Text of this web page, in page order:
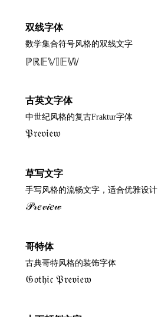
双线字体
数学集合符号风格的双线文字
ℙℝ𝔼𝕍𝕀𝔼𝕎
古英文字体
中世纪风格的复古Fraktur字体
𝔓𝔯𝔢𝔳𝔦𝔢𝔴
草写文字
手写风格的流畅文字，适合优雅设计
𝒫𝓇𝑒𝓋𝒾𝑒𝓌
哥特体
古典哥特风格的装饰字体
𝔊𝔬𝔱𝔥𝔦𝔠 𝔓𝔯𝔢𝔳𝔦𝔢𝔴